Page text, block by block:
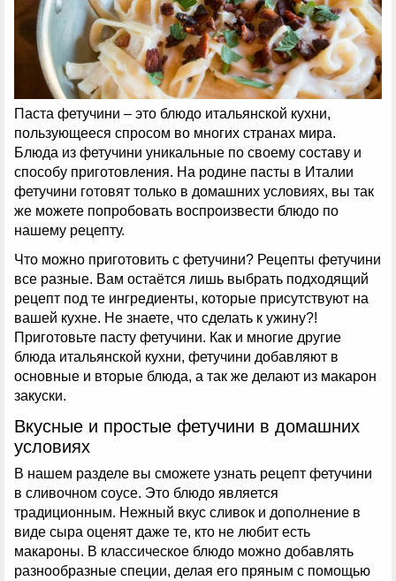
Паста фетучини – это блюдо итальянской кухни,
пользующееся спросом во многих странах мира.
Блюда из фетучини уникальные по своему составу и
способу приготовления. На родине пасты в Италии
фетучини готовят только в домашних условиях, вы так
же можете попробовать воспроизвести блюдо по
нашему рецепту.
Что можно приготовить с фетучини? Рецепты фетучини
все разные. Вам остаётся лишь выбрать подходящий
рецепт под те ингредиенты, которые присутствуют на
вашей кухне. Не знаете, что сделать к ужину?!
Приготовьте пасту фетучини. Как и многие другие
блюда итальянской кухни, фетучини добавляют в
основные и вторые блюда, а так же делают из макарон
закуски.
Вкусные и простые фетучини в домашних
условиях
В нашем разделе вы сможете узнать рецепт фетучини
в сливочном соусе. Это блюдо является
традиционным. Нежный вкус сливок и дополнение в
виде сыра оценят даже те, кто не любит есть
макароны. В классическое блюдо можно добавлять
разнообразные специи, делая его пряным с помощью